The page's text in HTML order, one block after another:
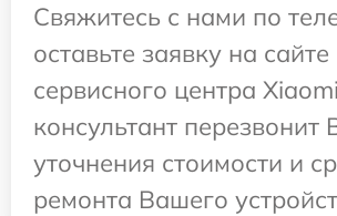
Свяжитесь с нами по
оставьте заявку на сайте
сервисного центра
консультант перезвонит
уточнения стоимости и
ремонта Вашего